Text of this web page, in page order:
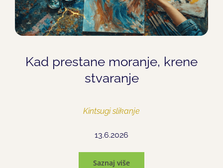
Kad prestane moranje, krene
stvaranje
Kintsugi slikanje
13.6.2026
Saznaj više